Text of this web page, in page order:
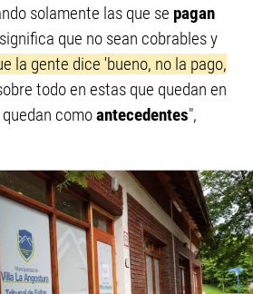
solamente las que se pagan
que no sean cobrables y
la gente dice 'bueno, no la pago,
todo en estas que quedan en
comoantecedentes",